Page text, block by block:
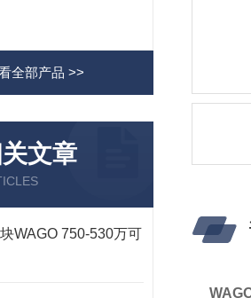
全部产品 >>
文章
WAGO 750-530万可